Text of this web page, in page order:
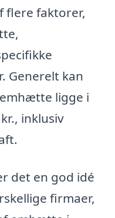
flere faktorer,
Generelt kan
ligge i
inklusiv
det en god idé
firmaer,